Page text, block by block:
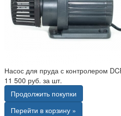
Насос для пруда с контролером
11 500 руб. за шт.
Продолжить покупки
Перейти в корзину »